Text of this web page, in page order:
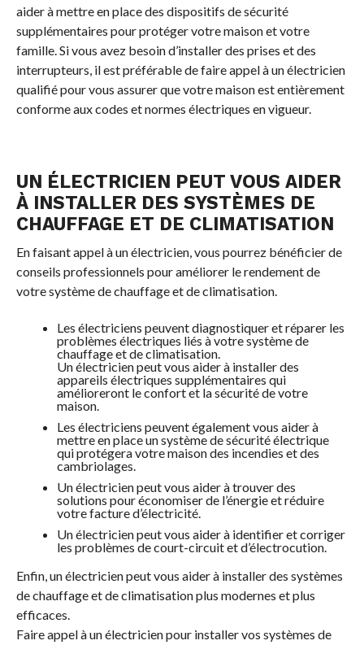
aider à mettre en place des dispositifs de sécurité
supplémentaires pour protéger votre maison et votre
famille. Si vous avez besoin d’installer des prises et des
interrupteurs, il est préférable de faire appel à un électricien
qualifié pour vous assurer que votre maison est entièrement
conforme aux codes et normes électriques en vigueur.
UN ÉLECTRICIEN PEUT VOUS AIDER
À INSTALLER DES SYSTÈMES DE
CHAUFFAGE ET DE CLIMATISATION
En faisant appel à un électricien, vous pourrez bénéficier de
conseils professionnels pour améliorer le rendement de
votre système de chauffage et de climatisation.
Les électriciens peuvent diagnostiquer et réparer les
problèmes électriques liés à votre système de
chauffage et de climatisation.
Un électricien peut vous aider à installer des
appareils électriques supplémentaires qui
amélioreront le confort et la sécurité de votre
maison.
Les électriciens peuvent également vous aider à
mettre en place un système de sécurité électrique
qui protégera votre maison des incendies et des
cambriolages.
Un électricien peut vous aider à trouver des
solutions pour économiser de l’énergie et réduire
votre facture d’électricité.
Un électricien peut vous aider à identifier et corriger
les problèmes de court-circuit et d’électrocution.
Enfin, un électricien peut vous aider à installer des systèmes
de chauffage et de climatisation plus modernes et plus
efficaces.
Faire appel à un électricien pour installer vos systèmes de